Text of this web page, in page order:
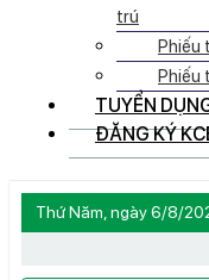
trú
Phiếu
Phiếu
TUYỂN
ĐĂNG KÝ
Thứ Năm, ngày 6/8/